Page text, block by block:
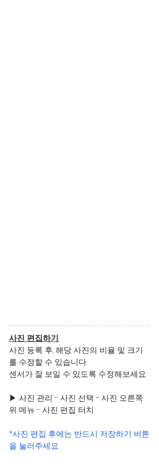
사진 편집하기
사진 등록 후, 해당 사진의 비율 및 크기
를 수정할 수 있습니다.
센서가 잘 보일 수 있도록 수정해보세요.
▶ 사진 관리 - 사진 선택 - 사진 오른쪽
위 메뉴 - 사진 편집 터치
*사진 편집 후에는 반드시 저장하기 버튼
을 눌러주세요.